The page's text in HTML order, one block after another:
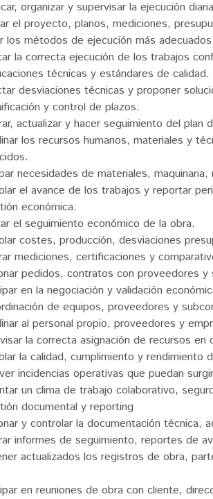
organizar y supervisar la ejecución
el proyecto, planos, mediciones,
los métodos de ejecución más
la correcta ejecución de los trabajos
técnicas y estándares de calidad.
desviaciones técnicas y proponer
y control de plazos:
actualizar y hacer seguimiento del plan
los recursos humanos, materiales y
necesidades de materiales,
el avance de los trabajos y reportar
económica:
el seguimiento económico de la obra.
costes, producción, desviaciones
mediciones, certificaciones y
pedidos, contratos con proveedores y
en la negociación y validación
de equipos, proveedores y
al personal propio, proveedores y
la correcta asignación de recursos en
la calidad, cumplimiento y rendimiento
incidencias operativas que puedan
un clima de trabajo colaborativo,
documental y reporting
y controlar la documentación técnica,
informes de seguimiento, reportes de
actualizados los registros de obra,
en reuniones de obra con cliente,